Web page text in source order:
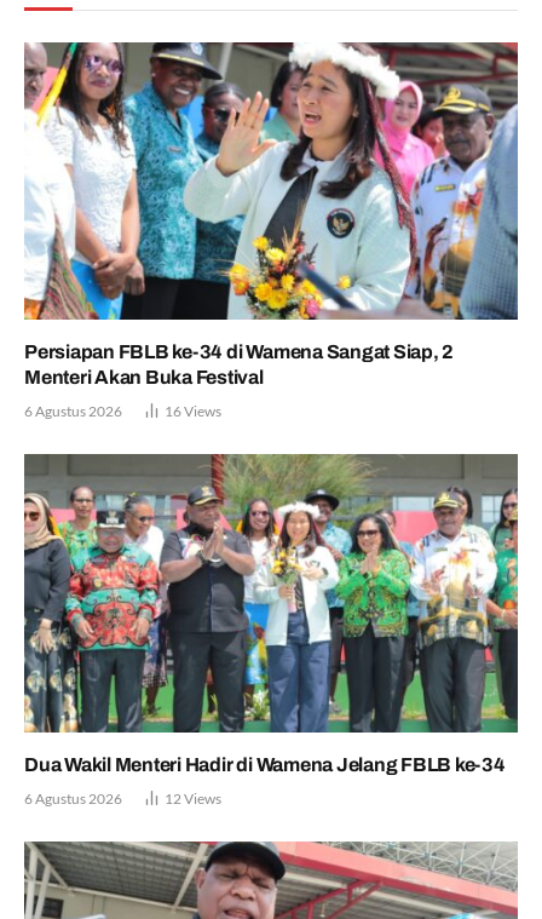
Persiapan FBLB ke-34 di Wamena Sangat Siap, 2
Menteri Akan Buka Festival
6 Agustus 2026 16Views
Dua Wakil Menteri Hadir di Wamena Jelang FBLB ke-34
6 Agustus 2026 12 Views